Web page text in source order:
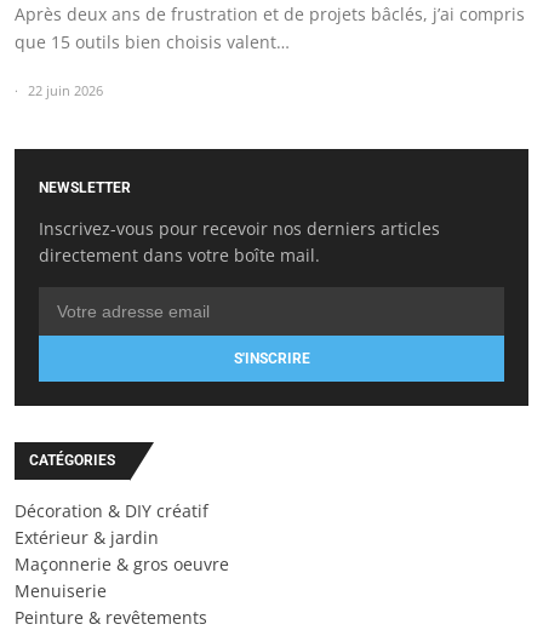
Après deux ans de frustration et de projets bâclés, j’ai compris
que 15 outils bien choisis valent…
22 juin 2026
NEWSLETTER
Inscrivez-vous pour recevoir nos derniers articles
directement dans votre boîte mail.
S'INSCRIRE
CATÉGORIES
Décoration & DIY créatif
Extérieur & jardin
Maçonnerie & gros oeuvre
Menuiserie
Peinture & revêtements